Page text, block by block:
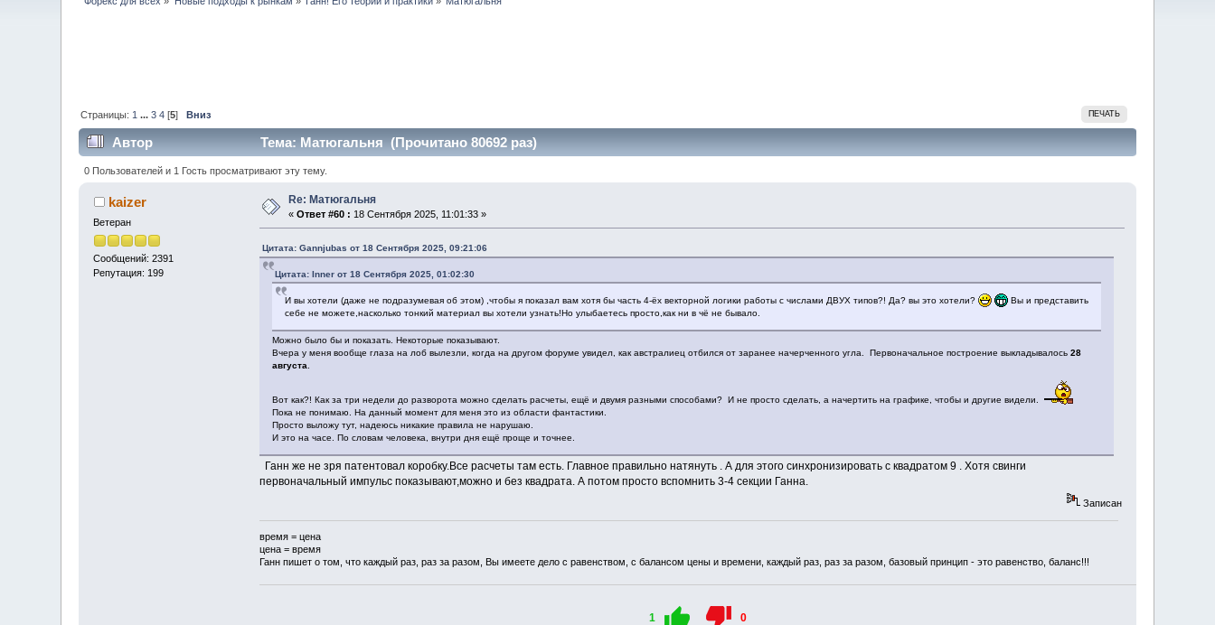
ПЕЧАТЬ
Страницы: 1 ...3 4 [5]Вниз
Автор Тема: Матюгальня (Прочитано 80692 раз)
0 Пользователей и 1 Гость просматривают эту тему.
kaizer
Ветеран
Сообщений: 2391
Репутация: 199
Re: Матюгальня
«Ответ #60 : 18 Сентября 2025, 11:01:33 »
Цитата: Gannjubas от 18 Сентября 2025, 09:21:06
Цитата: Inner от 18 Сентября 2025, 01:02:30
И вы хотели (даже не подразумевая об этом) ,чтобы я показал вам хотя бы часть 4-ёх векторной логики работы с числами ДВУХ типов?! Да? вы это хотели?
Вы и представить
себе не можете,насколько тонкий материал вы хотели узнать!Но улыбаетесь просто,как ни в чё не бывало.
Можно было бы и показать. Некоторые показывают.
Вчера у меня вообще глаза на лоб вылезли, когда на другом форуме увидел, как австралиец отбился от заранее начерченного угла. Первоначальное построение выкладывалось 28
августа
Вот как?! Как за три недели до разворота можно сделать расчеты, ещё и двумя разными способами? И не просто сделать, а начертить на графике, чтобы и другие видели.
Пока не понимаю. На данный момент для меня это из области фантастики.
Просто выложу тут, надеюсь никакие правила не нарушаю.
И это на часе. По словам человека, внутри дня ещё проще и точнее.
Ганн же не зря патентовал коробку.Все расчеты там есть. Главное правильно натянуть . А для этого синхронизировать с квадратом 9 . Хотя свинги
первоначальный импульс показывают,можно и без квадрата. А потом просто вспомнить 3-4 секции Ганна.
Записан
время = цена
цена = время
Ганн пишет о том, что каждый раз, раз за разом, Вы имеете дело с равенством, с балансом цены и времени, каждый раз, раз за разом, базовый принцип - это равенство, баланс!!!
1 0